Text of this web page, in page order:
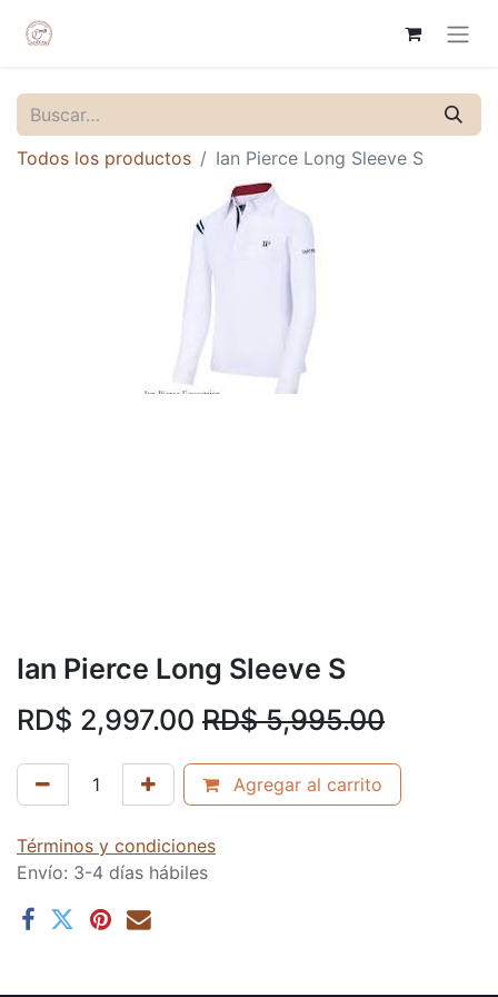
Todos los productos Ian Pierce Long Sleeve S
Ian Pierce Long Sleeve S
RD$ 2,997.00 RD$5,995.00
Agregar al carrito
Términos y condiciones
Envío: 3-4 días hábiles